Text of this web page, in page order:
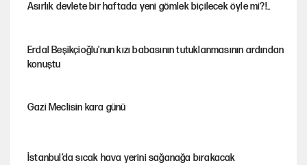
Asırlık devlete bir haftada yeni gömlek biçilecek öyle mi?!..
Erdal Beşikçioğlu'nun kızı babasının tutuklanmasının ardından
konuştu
Gazi Meclisin kara günü
İstanbul’da sıcak hava yerini sağanağa bırakacak